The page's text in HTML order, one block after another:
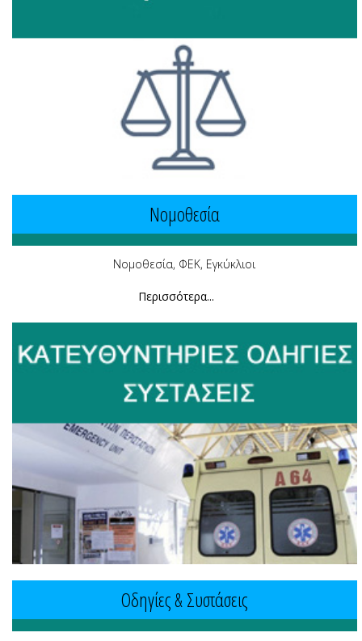
Νομοθεσία
Νομοθεσία, ΦΕΚ, Εγκύκλιοι
Περισσότερα...
Οδηγίες & Συστάσεις